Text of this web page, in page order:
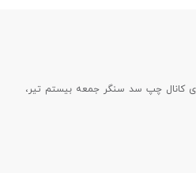
کانال چپ سد سنگر جمعه بیستم تیر،